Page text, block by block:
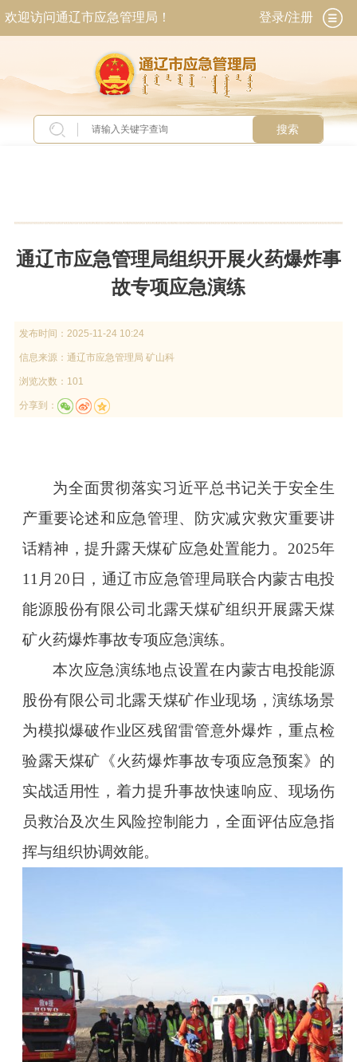
欢迎访问通辽市应急管理局！ 登录/注册
搜索
通辽市应急管理局组织开展火药爆炸事
故专项应急演练
发布时间： 2025-11-24 10:24
信息来源： 通辽市应急管理局 矿山科
浏览次数：101
分享到：
为全面贯彻落实习近平总书记关于安全生
产重要论述和应急管理、防灾减灾救灾重要讲
话精神，提升露天煤矿应急处置能力。2025年
11月20日，通辽市应急管理局联合内蒙古电投
能源股份有限公司北露天煤矿组织开展露天煤
矿火药爆炸事故专项应急演练。
本次应急演练地点设置在内蒙古电投能源
股份有限公司北露天煤矿作业现场，演练场景
为模拟爆破作业区残留雷管意外爆炸，重点检
验露天煤矿《火药爆炸事故专项应急预案》的
实战适用性，着力提升事故快速响应、现场伤
员救治及次生风险控制能力，全面评估应急指
挥与组织协调效能。